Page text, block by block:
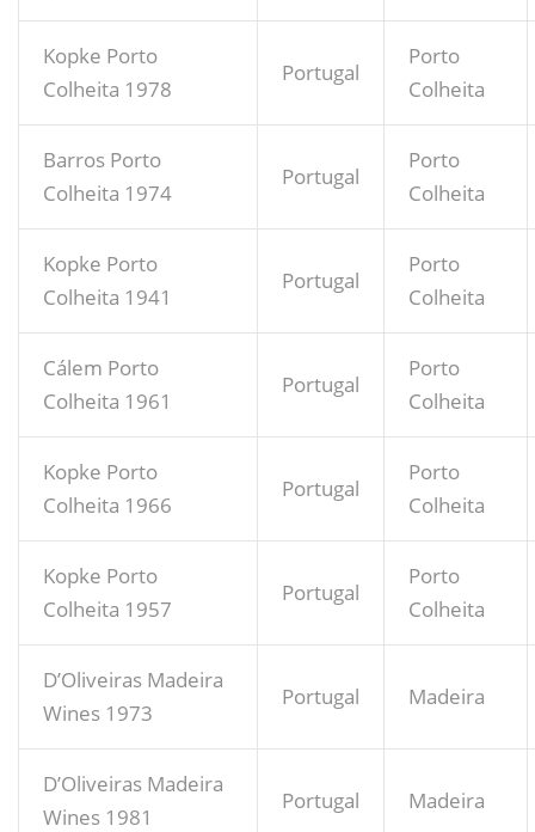
Kopke Porto
Colheita 1978
Portugal
Porto
Colheita
Barros Porto
Colheita 1974
Portugal
Porto
Colheita
Kopke Porto
Colheita 1941
Portugal
Porto
Colheita
Cálem Porto
Colheita 1961
Portugal
Porto
Colheita
Kopke Porto
Colheita 1966
Portugal
Porto
Colheita
Kopke Porto
Colheita 1957
Portugal
Porto
Colheita
D’Oliveiras Madeira
Wines 1973
Portugal Madeira
D’Oliveiras Madeira
Wines 1981
Portugal Madeira